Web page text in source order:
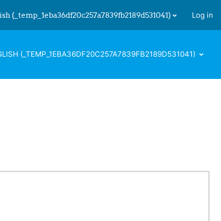
input
‎(_temp_1eba36df20c257a7839fb2189d531041)‎ Log in
‎(_TEMP_1EBA36DF20C257A7839FB2189D531041)‎